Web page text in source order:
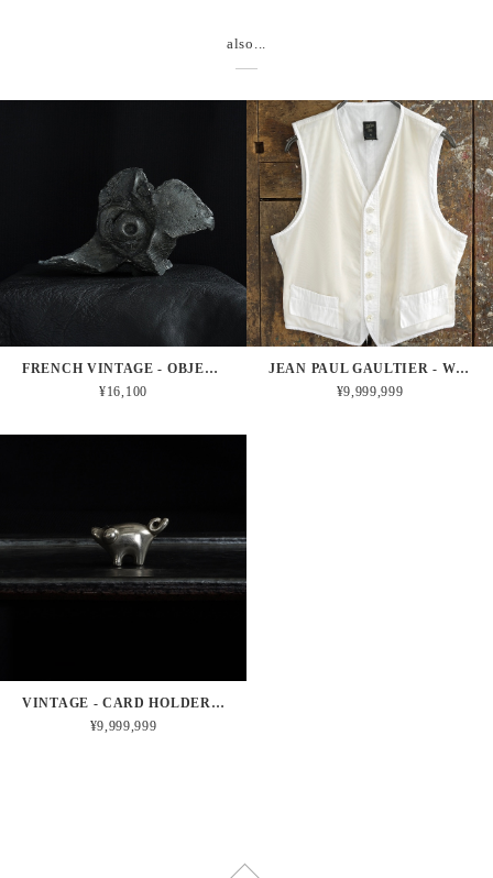
also...
FRENCH VINTAGE - OBJECT
¥16,100
JEAN PAUL GAULTIER - WHITE VEST
¥9,999,999
VINTAGE - CARD HOLDER PIG
¥9,999,999